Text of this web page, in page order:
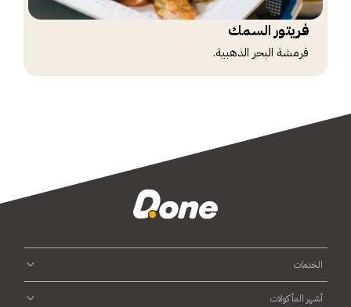
فريتور السمك
قرمشة البحر الذهبية.
الخدمات
أشهر المأكولات